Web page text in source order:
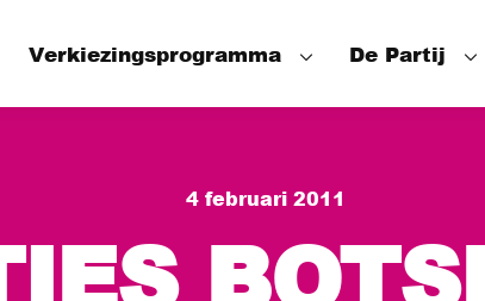
Verkiezingsprogramma
Wat hebben we bereikt
De Partij
De
4 februari 2011